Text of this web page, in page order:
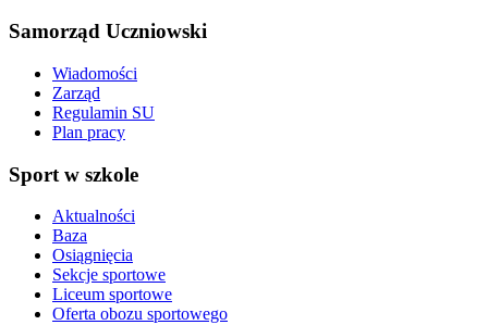
Samorząd Uczniowski
Wiadomości
Zarząd
Regulamin SU
Plan pracy
Sport w szkole
Aktualności
Baza
Osiągnięcia
Sekcje sportowe
Liceum sportowe
Oferta obozu sportowego